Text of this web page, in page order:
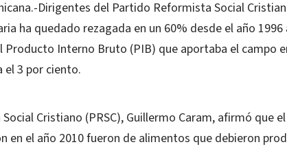
Dirigentes del Partido Reformista Social
ha quedado rezagada en un 60% desde el año 1996
Producto Interno Bruto (PIB) que aportaba el campo
el 3 por ciento.
Cristiano (PRSC), Guillermo Caram, afirmó que
en el año 2010 fueron de alimentos que debieron